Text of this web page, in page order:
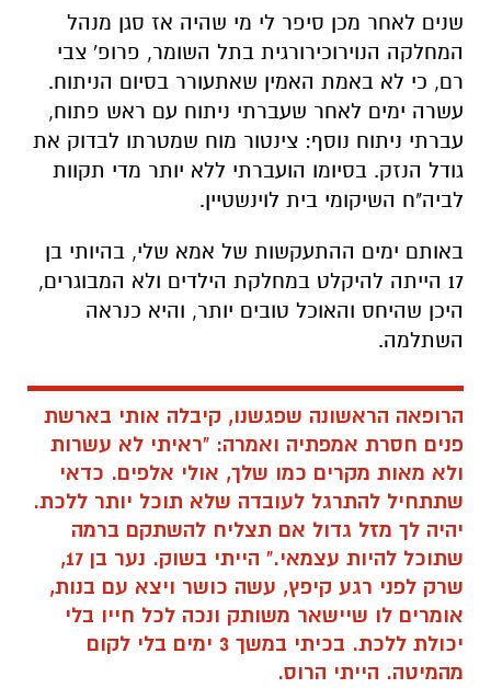
שנים לאחר מכן סיפר לי מי שהיה אז סגן מנהל
המחלקה הנוירוכירורגית בתל השומר, פרופ' צבי
רם, כי לא באמת האמין שאתעורר בסיום הניתוח.
עשרה ימים לאחר שעברתי ניתוח עם ראש פתוח,
עברתי ניתוח נוסף: צינטור מוח שמטרתו לבדוק את
גודל הנזק. בסיומו הועברתי ללא יותר מדי תקוות
לביה"ח השיקומי בית לוינשטיין.
באותם ימים ההתעקשות של אמא שלי, בהיותי בן
17 הייתה להיקלט במחלקת הילדים ולא המבוגרים,
היכן שהיחס והאוכל טובים יותר, והיא כנראה
השתלמה.
הרופאה הראשונה שפגשנו, קיבלה אותי בארשת
פנים חסרת אמפתיה ואמרה: "ראיתי לא עשרות
ולא מאות מקרים כמו שלך, אולי אלפים. כדאי
שתתחיל להתרגל לעובדה שלא תוכל יותר ללכת.
יהיה לך מזל גדול אם תצליח להשתקם ברמה
שתוכל להיות עצמאי." הייתי בשוק. נער בן 17,
שרק לפני רגע קיפץ, עשה כושר ויצא עם בנות,
אומרים לו שיישאר משותק ונכה לכל חייו בלי
יכולת ללכת. בכיתי במשך 3 ימים בלי לקום
מהמיטה. הייתי הרוס.